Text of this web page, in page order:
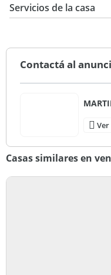
90 m2
Servicios de la casa
Contactá al
Casas similares en